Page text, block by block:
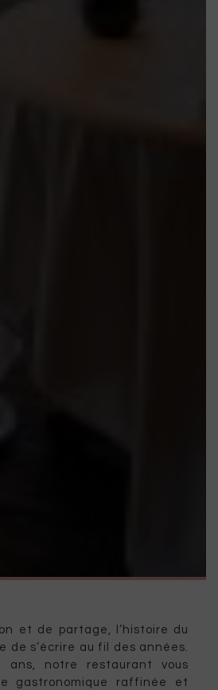
et de partage, l’histoire du
de s’écrire au fil des années.
ans, notre restaurant vous
gastronomique raffinée et